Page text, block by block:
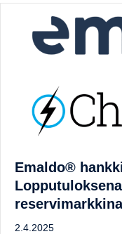
Emaldo®
2.4.2025